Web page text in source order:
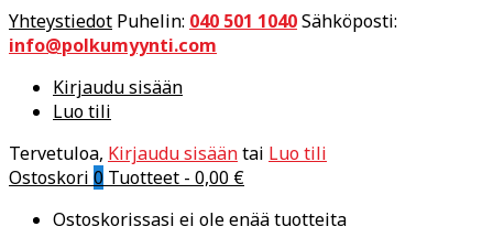
Yhteystiedot Puhelin: 040 501 1040Sähköposti:
info@polkumyynti.com
Kirjaudu sisään
Luo tili
Tervetuloa, Kirjaudu sisääntai Luo tili
Ostoskori 0 Tuotteet - 0,00 €
Ostoskorissasi ei ole enää tuotteita